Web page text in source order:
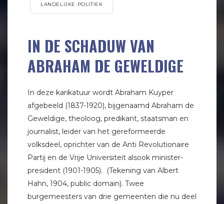
LANDELIJKE POLITIEK
IN DE SCHADUW VAN
ABRAHAM DE GEWELDIGE
In deze karikatuur wordt Abraham Kuyper
afgebeeld (1837-1920), bijgenaamd Abraham de
Geweldige, theoloog, predikant, staatsman en
journalist, leider van het gereformeerde
volksdeel, oprichter van de Anti Revolutionaire
Partij en de Vrije Universiteit alsook minister-
president (1901-1905). (Tekening van Albert
Hahn, 1904, public domain). Twee
burgemeesters van drie gemeenten die nu deel